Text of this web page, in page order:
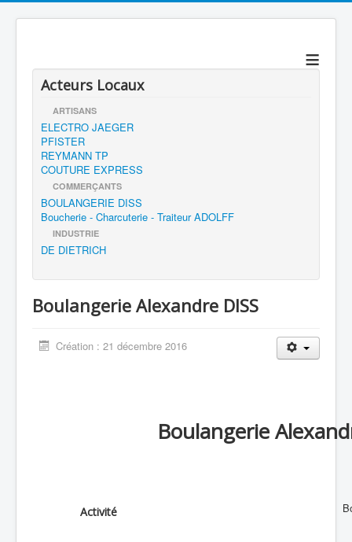
≡
Acteurs Locaux
ARTISANS
ELECTRO JAEGER
PFISTER
REYMANN TP
COUTURE EXPRESS
COMMERÇANTS
BOULANGERIE DISS
Boucherie - Charcuterie - Traiteur ADOLFF
INDUSTRIE
DE DIETRICH
Boulangerie Alexandre DISS
Création : 21 décembre 2016
Boulangerie
Activité